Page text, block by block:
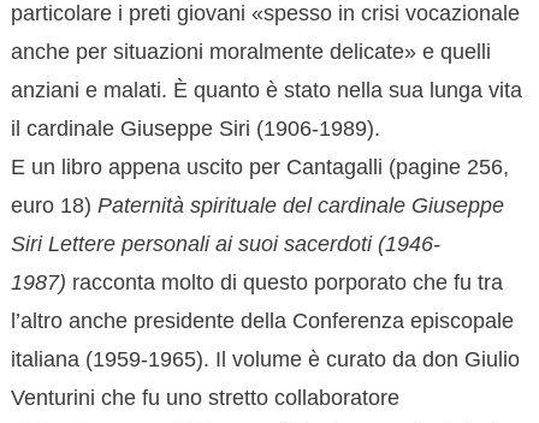
particolare i preti giovani «spesso in crisi vocazionale
anche per situazioni moralmente delicate» e quelli
anziani e malati. È quanto è stato nella sua lunga vita
il cardinale Giuseppe Siri (1906-1989).
E un libro appena uscito per Cantagalli (pagine 256,
euro 18) Paternità spirituale del cardinale Giuseppe
Siri Lettere personali ai suoi sacerdoti (1946-
1987) racconta molto di questo porporato che fu tra
l’altro anche presidente della Conferenza episcopale
italiana (1959-1965). Il volume è curato da don Giulio
Venturini che fu uno stretto collaboratore